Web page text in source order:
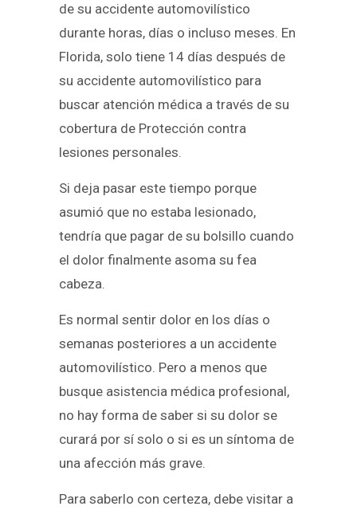
de su accidente automovilístico
durante horas, días o incluso meses. En
Florida, solo tiene 14 días después de
su accidente automovilístico para
buscar atención médica a través de su
cobertura de Protección contra
lesiones personales.
Si deja pasar este tiempo porque
asumió que no estaba lesionado,
tendría que pagar de su bolsillo cuando
el dolor finalmente asoma su fea
cabeza.
Es normal sentir dolor en los días o
semanas posteriores a un accidente
automovilístico. Pero a menos que
busque asistencia médica profesional,
no hay forma de saber si su dolor se
curará por sí solo o si es un síntoma de
una afección más grave.
Para saberlo con certeza, debe visitar a